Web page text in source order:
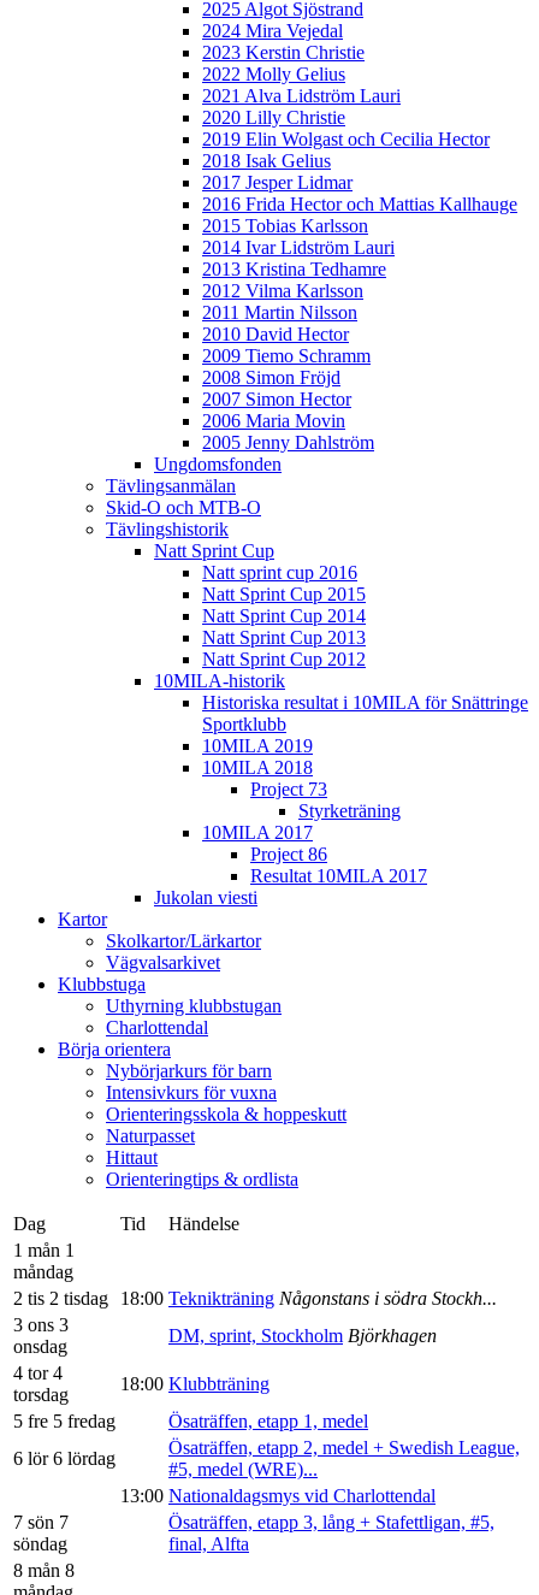
2025 Algot Sjöstrand
2024 Mira Vejedal
2023 Kerstin Christie
2022 Molly Gelius
2021 Alva Lidström Lauri
2020 Lilly Christie
2019 Elin Wolgast och Cecilia Hector
2018 Isak Gelius
2017 Jesper Lidmar
2016 Frida Hector och Mattias Kallhauge
2015 Tobias Karlsson
2014 Ivar Lidström Lauri
2013 Kristina Tedhamre
2012 Vilma Karlsson
2011 Martin Nilsson
2010 David Hector
2009 Tiemo Schramm
2008 Simon Fröjd
2007 Simon Hector
2006 Maria Movin
2005 Jenny Dahlström
Ungdomsfonden
Tävlingsanmälan
Skid-O och MTB-O
Tävlingshistorik
Natt Sprint Cup
Natt sprint cup 2016
Natt Sprint Cup 2015
Natt Sprint Cup 2014
Natt Sprint Cup 2013
Natt Sprint Cup 2012
10MILA-historik
Historiska resultat i 10MILA för Snättringe
Sportklubb
10MILA 2019
10MILA 2018
Project 73
Styrketräning
10MILA 2017
Project 86
Resultat 10MILA 2017
Jukolan viesti
Kartor
Skolkartor/Lärkartor
Vägvalsarkivet
Klubbstuga
Uthyrning klubbstugan
Charlottendal
Börja orientera
Nybörjarkurs för barn
Intensivkurs för vuxna
Orienteringsskola & hoppeskutt
Naturpasset
Hittaut
Orienteringtips & ordlista
Dag Tid
Händelse
1 mån 1
måndag
2 tis 2 tisdag 18:00 Teknikträning Någonstans i södra Stockh...
3 ons 3
onsdag
DM, sprint, Stockholm Björkhagen
4 tor4
torsdag
18:00 Klubbträning
5 fre 5 fredag
Ösaträffen, etapp 1, medel
6 lör6 lördag
Ösaträffen, etapp 2, medel + Swedish League,
#5, medel (WRE)...
13:00 Nationaldagsmys vid Charlottendal
7 sön 7
söndag
Ösaträffen, etapp 3, lång + Stafettligan, #5,
final, Alfta
8 mån 8